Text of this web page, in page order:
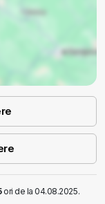
ori de la 04.08.2025.